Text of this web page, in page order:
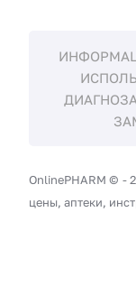
OnlinePHARM © -
цены, аптеки,